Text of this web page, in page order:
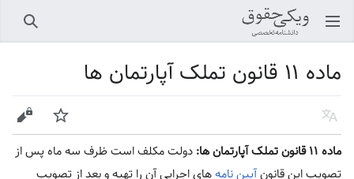
باز کردن منو اصلی جستجو
ماده ۱۱ قانون تملک آپارتمان ها
زبان پیگیری ویرایش
ماده ۱۱ قانون تملک آپارتمان ها:
دولت مکلف است ظرف سه ماه پس از
تصویب این قانونآیین نامههای اجرایی آن را تهیه و بعد از تصویب